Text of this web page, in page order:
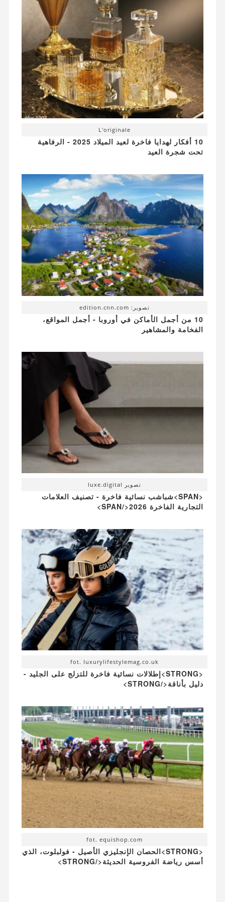
L'originale
10 أفكار لهدايا فاخرة لعيد الميلاد 2025 - الرفاهية
تحت شجرة العيد
تصوير: edition.cnn.com
10 من أجمل الأماكن في أوروبا - أجمل المواقع،
الفخامة والمشاهير
تصوير luxe.digital
<SPAN>شباشب نسائية فاخرة - تصنيف العلامات
التجارية الفاخرة 2026</SPAN>
fot. luxurylifestylemag.co.uk
<STRONG>إطلالات نسائية فاخرة للتزلج على الجليد -
دليل بأناقة</STRONG>
fot. equishop.com
<STRONG>الحصان الإنجليزي الأصيل - فولبلوت، الذي
أسس رياضة الفروسية الحديثة</STRONG>